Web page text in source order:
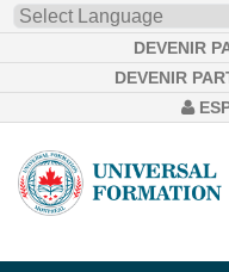
DEVENIR
DEVENIR